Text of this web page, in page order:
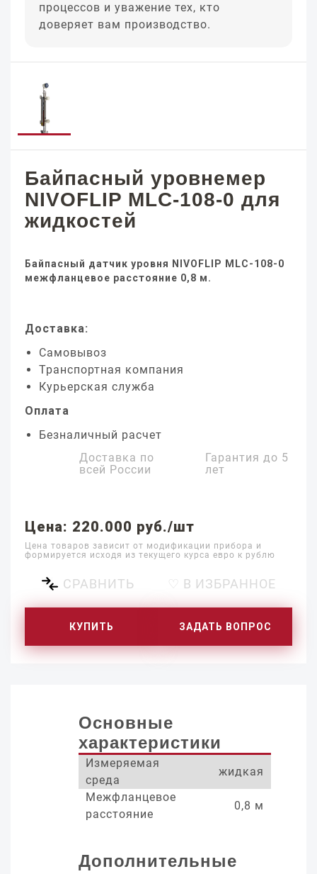
процессов и уважение тех, кто
доверяет вам производство.
Байпасный уровнемер
NIVOFLIP MLC-108-0 для
жидкостей
Байпасный датчик уровня NIVOFLIP MLC-108-0
межфланцевое расстояние 0,8 м.
Доставка:
Самовывоз
Транспортная компания
Курьерская служба
Оплата
Безналичный расчет
Доставка по
всей России
Гарантия до 5
лет
Цена: 220.000 руб./шт
Цена товаров зависит от модификации прибора и
формируется исходя из текущего курса евро к рублю
СРАВНИТЬ ♡ В ИЗБРАННОЕ
КУПИТЬ ЗАДАТЬ ВОПРОС
Основные
характеристики
Измеряемая
среда
жидкая
Межфланцевое
расстояние
0,8 м
Дополнительные